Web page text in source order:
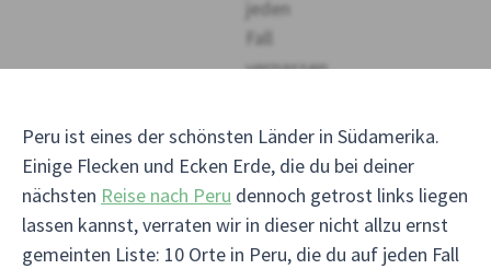
Peru ist eines der schönsten Länder in Südamerika.
Einige Flecken und Ecken Erde, die du bei deiner
nächsten Reise nach Peru dennoch getrost links liegen
lassen kannst, verraten wir in dieser nicht allzu ernst
gemeinten Liste: 10 Orte in Peru, die du auf jeden Fall